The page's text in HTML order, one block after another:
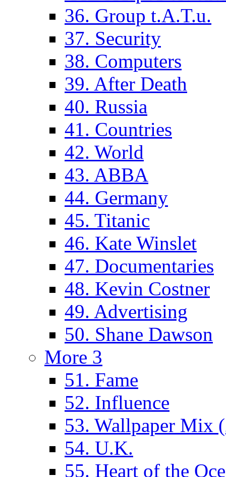
36. Group t.A.T.u.
37. Security
38. Computers
39. After Death
40. Russia
41. Countries
42. World
43. ABBA
44. Germany
45. Titanic
46. Kate Winslet
47. Documentaries
48. Kevin Costner
49. Advertising
50. Shane Dawson
More 3
51. Fame
52. Influence
53. Wallpaper Mix
54. U.K.
55. Heart of the